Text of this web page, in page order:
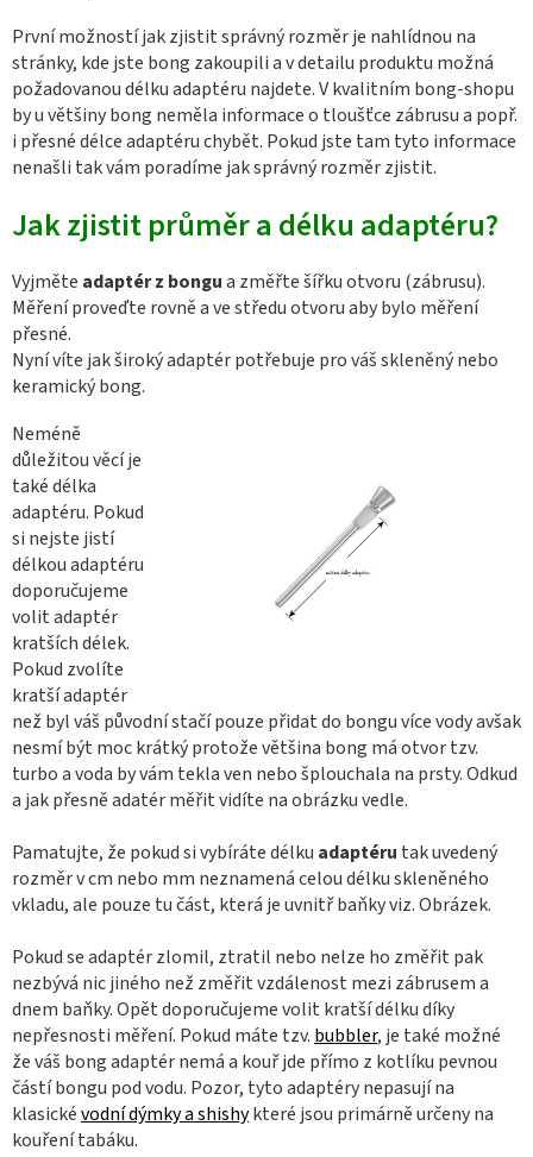
První možností jak zjistit správný rozměr je nahlídnou na
stránky, kde jste bong zakoupili a v detailu produktu možná
požadovanou délku adaptéru najdete. V kvalitním bong-shopu
by u většiny bong neměla informace o tloušťce zábrusu a popř.
i přesné délce adaptéru chybět. Pokud jste tam tyto informace
nenašli tak vám poradíme jak správný rozměr zjistit.
Jak zjistit průměr a délku adaptéru?
Vyjměte adaptér z bongua změřte šířku otvoru (zábrusu).
Měření proveďte rovně a ve středu otvoru aby bylo měření
přesné.
Nyní víte jak široký adaptér potřebuje pro váš skleněný nebo
keramický bong.
Neméně
důležitou věcí je
také délka
adaptéru. Pokud
si nejste jistí
délkou adaptéru
doporučujeme
volit adaptér
kratších délek.
Pokud zvolíte
kratší adaptér
než byl váš původní stačí pouze přidat do bongu více vody avšak
nesmí být moc krátký protože většina bong má otvor tzv.
turbo a voda by vám tekla ven nebo šplouchala na prsty. Odkud
a jak přesně adatér měřit vidíte na obrázku vedle.
Pamatujte, že pokud si vybíráte délku adaptéru tak uvedený
rozměr v cm nebo mm neznamená celou délku skleněného
vkladu, ale pouze tu část, která je uvnitř baňky viz. Obrázek.
Pokud se adaptér zlomil, ztratil nebo nelze ho změřit pak
nezbývá nic jiného než změřit vzdálenost mezi zábrusem a
dnem baňky. Opět doporučujeme volit kratší délku díky
nepřesnosti měření. Pokud máte tzv. bubbler, je také možné
že váš bong adaptér nemá a kouř jde přímo z kotlíku pevnou
částí bongu pod vodu. Pozor, tyto adaptéry nepasují na
klasickévodní dýmky a shishykteré jsou primárně určeny na
kouření tabáku.